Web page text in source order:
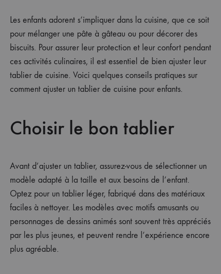
Les enfants adorent s’impliquer dans la cuisine, que ce soit
pour mélanger une pâte à gâteau ou pour décorer des
biscuits. Pour assurer leur protection et leur confort pendant
ces activités culinaires, il est essentiel de bien ajuster leur
tablier de cuisine. Voici quelques conseils pratiques sur
comment ajuster un tablier de cuisine pour enfants.
Choisir le bon tablier
Avant d’ajuster un tablier, assurez-vous de sélectionner un
modèle adapté à la taille et aux besoins de l’enfant.
Optez pour un tablier léger, fabriqué dans des matériaux
faciles à nettoyer. Les modèles avec motifs amusants ou
personnages de dessins animés sont souvent très appréciés
par les plus jeunes, et peuvent rendre l’expérience encore
plus agréable.